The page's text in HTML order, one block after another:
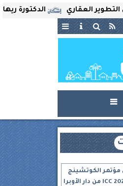
الدكتورة ريهام

مؤتمر الكوتشينج
الدولي ICC 2025 من دار الأوبرا